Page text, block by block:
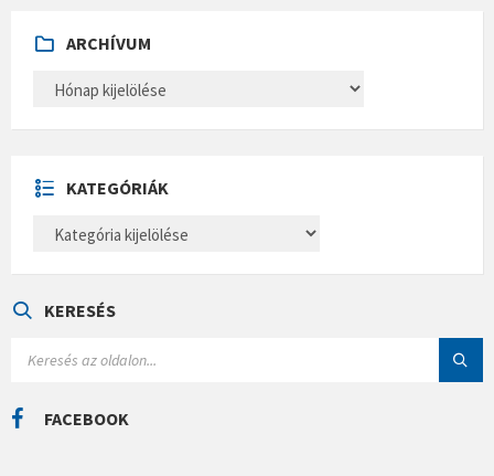
ARCHÍVUM
H
U
M
KATEGÓRIÁK
E
Á
KERESÉS
C
H
FACEBOOK